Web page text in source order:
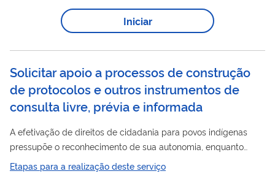
mantido pela Diretoria de Transferências e Parcerias da União
da Secretaria de Gestão e Inovação do Ministério da Gestão e
acompanhar a gestão...
Iniciar
Solicitar apoio a processos de construção
de protocolos e outros instrumentos de
consulta livre, prévia e informada
A efetivação de direitos de cidadania para povos indígenas
pressupõe o reconhecimento de sua autonomia, enquanto
coletividades diferenciadas. Assim a participação indígena na
construção de políticas públicas diferencia-se de outros
Etapas para a realização deste serviço